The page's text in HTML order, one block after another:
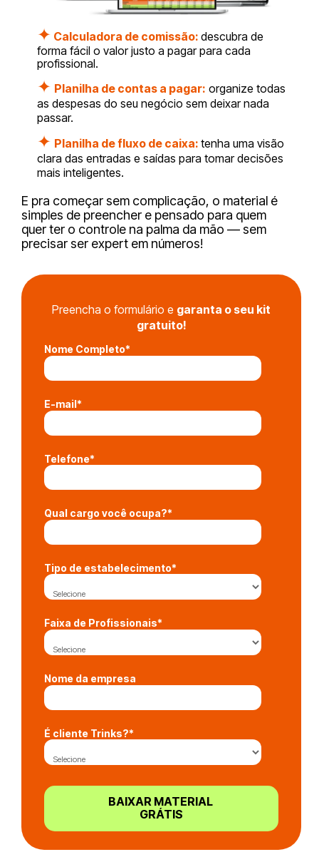
✦ Calculadora de comissão: descubra de
forma fácil o valor justo a pagar para cada
profissional.
✦ Planilha de contas a pagar: organize todas
as despesas do seu negócio sem deixar nada
passar.
✦ Planilha de fluxo de caixa: tenha uma visão
clara das entradas e saídas para tomar decisões
mais inteligentes.
E pra começar sem complicação, o material é
simples de preencher e pensado para quem
quer ter o controle na palma da mão — sem
precisar ser expert em números!
Preencha o formulário e garanta o seu kit
gratuito!
Nome Completo*
E-mail*
Telefone*
Qual cargo você ocupa?*
Tipo de estabelecimento*
Faixa de Profissionais*
Nome da empresa
É cliente Trinks?*